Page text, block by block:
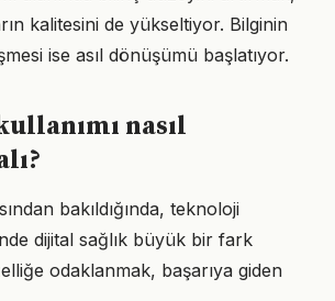
kalitesini de yükseltiyor. Bilginin
ise asıl dönüşümü başlatıyor.
nasıl
bakıldığında, teknoloji
dijital sağlık büyük bir fark
odaklanmak, başarıya giden